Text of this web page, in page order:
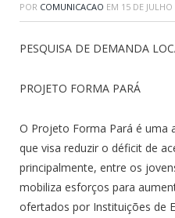
POR COMUNICACAO EM 15 DE JULHO
PESQUISA DE DEMANDA
PROJETO FORMA PARÁ
O Projeto Forma Pará é uma
que visa reduzir o déficit de
principalmente, entre os
mobiliza esforços para
ofertados por Instituições de